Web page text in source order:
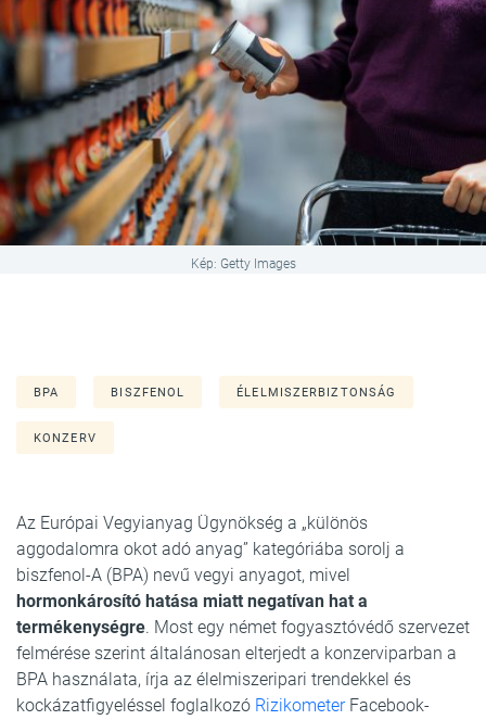
Kép: Getty Images
BPA BISZFENOL ÉLELMISZERBIZTONSÁG
KONZERV
Az Európai Vegyianyag Ügynökség a „különös
aggodalomra okot adó anyag” kategóriába sorolj a
biszfenol-A (BPA) nevű vegyi anyagot, mivel
hormonkárosító hatása miatt negatívan hat a
termékenységre. Most egy német fogyasztóvédő szervezet
felmérése szerint általánosan elterjedt a konzerviparban a
BPA használata, írja az élelmiszeripari trendekkel és
kockázatfigyeléssel foglalkozó RizikometerFacebook-